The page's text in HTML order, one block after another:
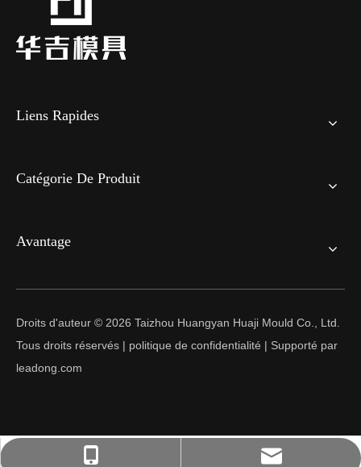
Liens Rapides
Catégorie De Produit
Avantage
Droits d'auteur © 2026 Taizhou Huangyan Huaji Mould Co., Ltd.
Tous droits réservés | politique de confidentialité | Supporté par
leadong.com